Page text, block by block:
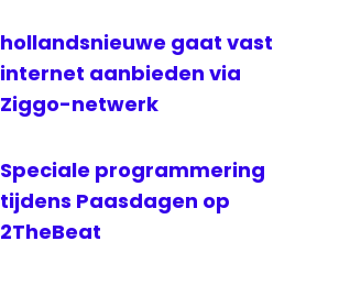
hollandsnieuwe gaat vast
internet aanbieden via
Ziggo-netwerk
Speciale programmering
tijdens Paasdagen op
2TheBeat